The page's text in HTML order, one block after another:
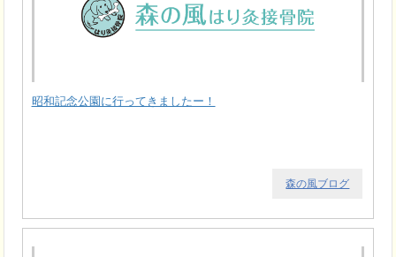
昭和記念公園に行ってきましたー！
森の風ブログ